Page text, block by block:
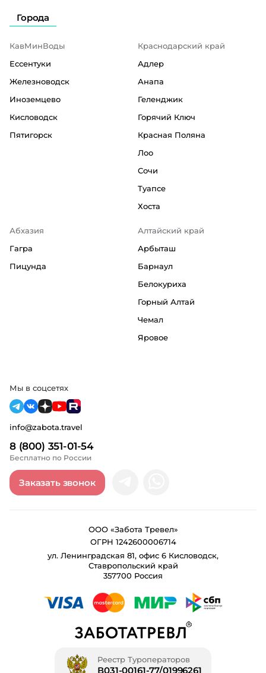
Города
КавМинВоды
Ессентуки
Железноводск
Иноземцево
Кисловодск
Пятигорск
Краснодарский край
Адлер
Анапа
Геленджик
Горячий Ключ
Красная Поляна
Лоо
Сочи
Туапсе
Хоста
Абхазия
Гагра
Пицунда
Алтайский край
Арбыташ
Барнаул
Белокуриха
Горный Алтай
Чемал
Яровое
8 (800) 351-01-54
Бесплатно по России
info@zabota.travel
Заказать звонок
Мы в соцсетях
ООО «Забота Тревел»
ОГРН 1242600006714
ул. Ленинградская 81, офис 6 Кисловодск,
Ставропольский край
357700 Россия
Реестр Туроператоров
В031-00161-77/01996261